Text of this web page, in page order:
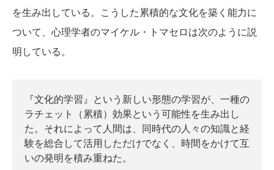
を生み出している。こうした累積的な文化を築く能力に
ついて、心理学者のマイケル・トマセロは次のように説
明している。
『文化的学習』という新しい形態の学習が、一種の
ラチェット（累積）効果という可能性を生み出し
た。それによって人間は、同時代の人々の知識と経
験を総合して活用しただけでなく、時間をかけて互
いの発明を積み重ねた。